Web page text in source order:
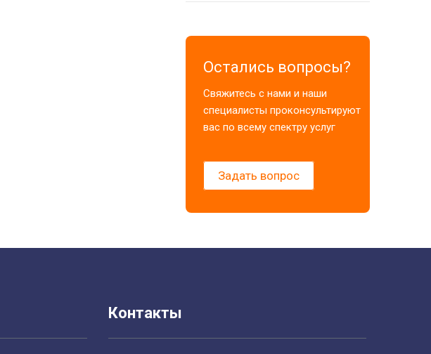
Остались вопросы?
Свяжитесь с нами и наши
специалисты проконсультируют
вас по всему спектру услуг
Задать вопрос
Контакты